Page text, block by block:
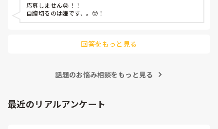
応募しません😭！！
自腹切るのは嫌です、。🥺！
回答をもっと見る
話題のお悩み相談をもっと見る
最近のリアルアンケート